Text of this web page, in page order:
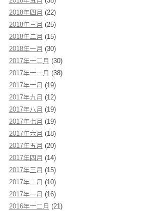
2018年四月 (22)
2018年三月 (25)
2018年二月 (15)
2018年一月 (30)
2017年十二月 (30)
2017年十一月 (38)
2017年十月 (19)
2017年九月 (12)
2017年八月 (19)
2017年七月 (19)
2017年六月 (18)
2017年五月 (20)
2017年四月 (14)
2017年三月 (15)
2017年二月 (10)
2017年一月 (16)
2016年十二月 (21)